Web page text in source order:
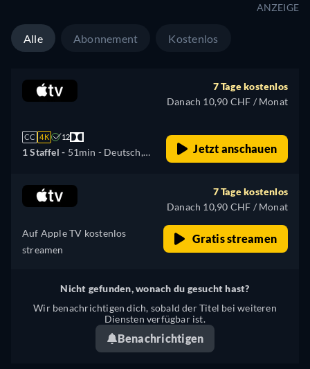
ANZEIGE
Alle Abonnement Kostenlos
CC 4K 12
1 Staffel - 51min - Deutsch,
Französisch, Italienisch,
Japanisch, Portugiesisch
7 Tage kostenlos
Danach 10,90 CHF / Monat
Jetzt anschauen
Auf Apple TV kostenlos
streamen
7 Tage kostenlos
Danach 10,90 CHF / Monat
Gratis streamen
Nicht gefunden, wonach du gesucht hast?
Wir benachrichtigen dich, sobald der Titel bei weiteren
Diensten verfügbar ist.
Benachrichtigen